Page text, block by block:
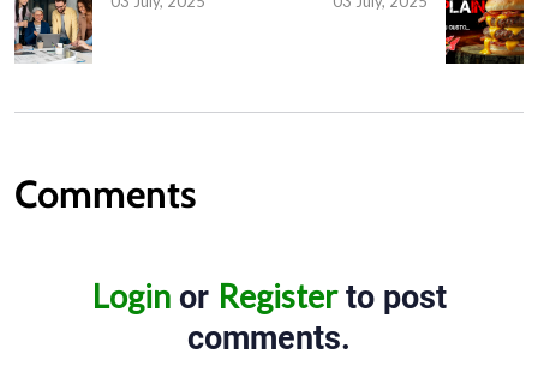
Comments
Loginor Registerto post
comments.